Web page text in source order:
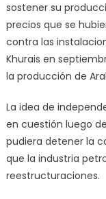
sostener su
precios que se
contra las
Khurais en
la producción de
La idea de
en cuestión luego
pudiera detener la
que la industria
reestructuraciones.